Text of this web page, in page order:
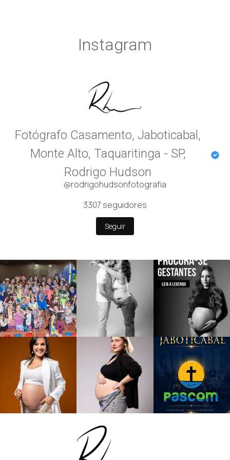
Instagram
Fotógrafo Casamento, Jaboticabal,
Monte Alto, Taquaritinga - SP,
Rodrigo Hudson
@rodrigohudsonfotografia
3307 seguidores
Seguir